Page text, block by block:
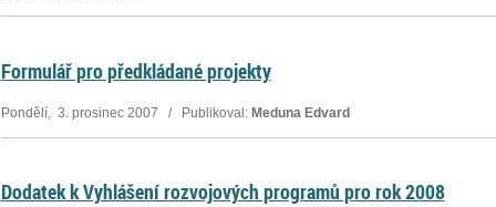
Formulář pro předkládané projekty
Pondělí, 3. prosinec 2007 / Publikoval: Meduna Edvard
Dodatek k Vyhlášení rozvojových programů pro rok 2008